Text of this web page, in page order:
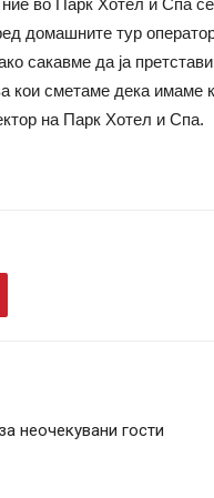
ние во Парк Хотел и Спа
домашните тур
сакавме да ја
кои сметаме дека имаме
на Парк Хотел и Спа.
неочекувани гости